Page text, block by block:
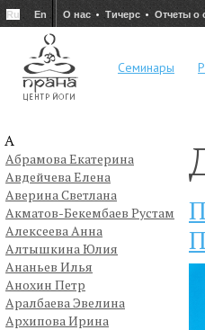
Ru En О нас Тичерс Отчеты о
Семинары
А
Абрамова Екатерина
Авдейчева Елена
Аверина Светлана
Акматов-Бекембаев Рустам
Алексеева Анна
Алтышкина Юлия
Ананьев Илья
Анохин Петр
Аралбаева Эвелина
Архипова Ирина